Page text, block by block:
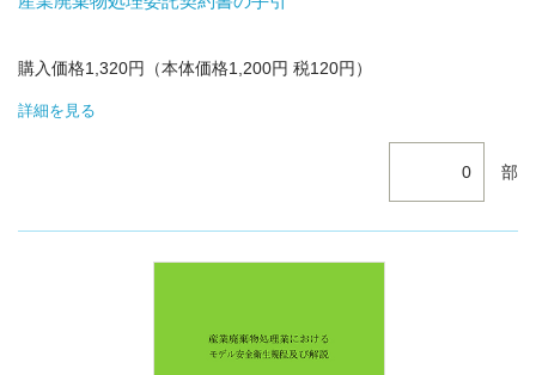
購入価格1,320円（本体価格1,200円 税120円）
詳細を見る
部